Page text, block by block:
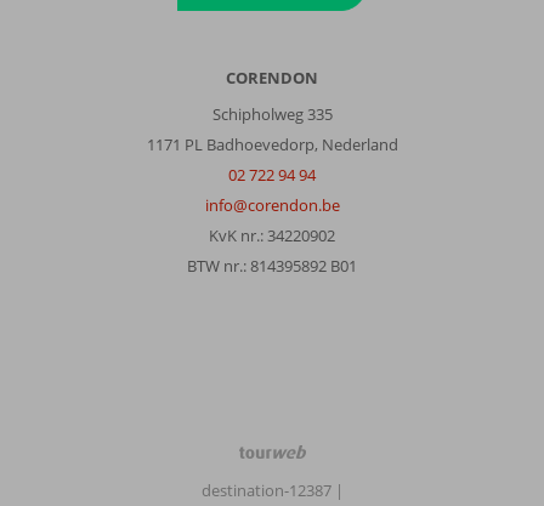
CORENDON
Schipholweg 335
1171 PL Badhoevedorp, Nederland
02 722 94 94
info@corendon.be
KvK nr.: 34220902
BTW nr.: 814395892 B01
TourWeb
destination-12387 |